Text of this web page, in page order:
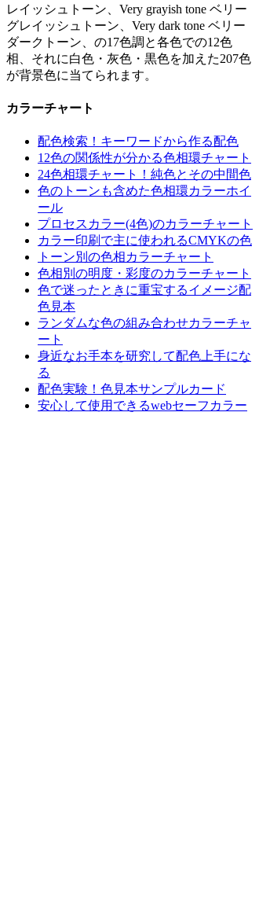
レイッシュトーン、Very grayish tone ベリー
グレイッシュトーン、Very dark tone ベリー
ダークトーン、の17色調と各色での12色
相、それに白色・灰色・黒色を加えた207色
が背景色に当てられます。
カラーチャート
配色検索！キーワードから作る配色
12色の関係性が分かる色相環チャート
24色相環チャート！純色とその中間色
色のトーンも含めた色相環カラーホイ
ール
プロセスカラー(4色)のカラーチャート
カラー印刷で主に使われるCMYKの色
トーン別の色相カラーチャート
色相別の明度・彩度のカラーチャート
色で迷ったときに重宝するイメージ配
色見本
ランダムな色の組み合わせカラーチャ
ート
身近なお手本を研究して配色上手にな
る
配色実験！色見本サンプルカード
安心して使用できるwebセーフカラー